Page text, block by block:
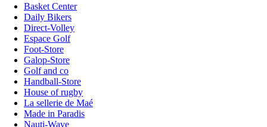
Basket Center
Daily Bikers
Direct-Volley
Espace Golf
Foot-Store
Galop-Store
Golf and co
Handball-Store
House of rugby
La sellerie de Maé
Made in Paradis
Nauti-Wave